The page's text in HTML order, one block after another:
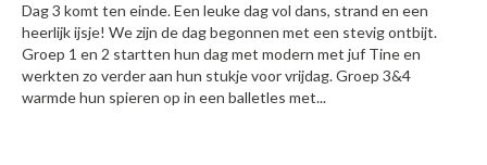
Dag 3 komt ten einde. Een leuke dag vol dans, strand en een
heerlijk ijsje! We zijn de dag begonnen met een stevig ontbijt.
Groep 1 en 2 startten hun dag met modern met juf Tine en
werkten zo verder aan hun stukje voor vrijdag. Groep 3&4
warmde hun spieren op in een balletles met...